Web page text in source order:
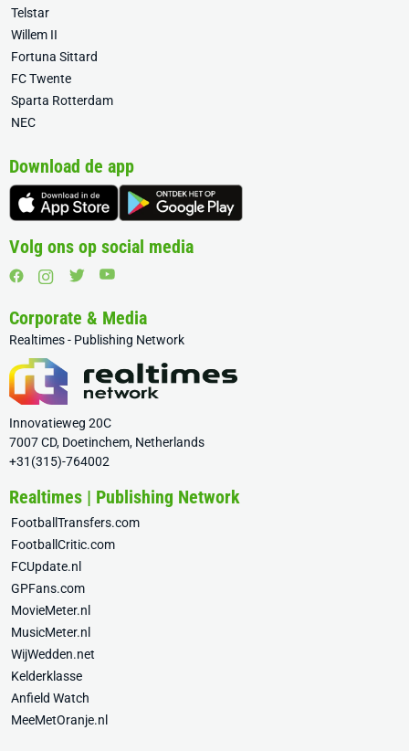
Telstar
Willem II
Fortuna Sittard
FC Twente
Sparta Rotterdam
NEC
Download de app
Volg ons op social media
Corporate & Media
Realtimes - Publishing Network
Innovatieweg 20C
7007 CD, Doetinchem, Netherlands
+31(315)-764002
Realtimes | Publishing Network
FootballTransfers.com
FootballCritic.com
FCUpdate.nl
GPFans.com
MovieMeter.nl
MusicMeter.nl
WijWedden.net
Kelderklasse
Anfield Watch
MeeMetOranje.nl